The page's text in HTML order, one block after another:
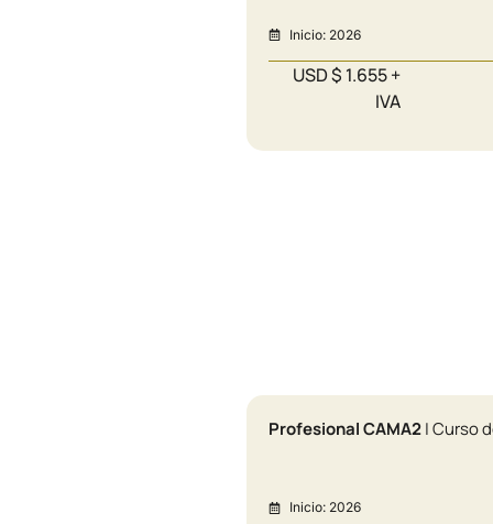
Inicio: 2026
USD $ 1.655 +
IVA
Profesional CAMA2| Curso
Inicio: 2026